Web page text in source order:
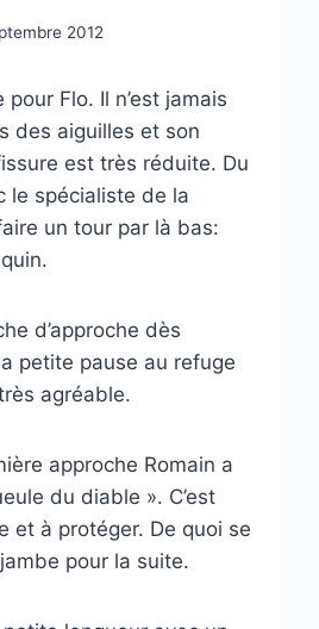
2012
Flo. Il n’est jamais
des aiguilles et son
est très réduite. Du
le spécialiste de la
un tour par là bas:
d’approche dès
petite pause au refuge
agréable.
approche Romain a
du diable ». C’est
et à protéger. De quoi se
pour la suite.